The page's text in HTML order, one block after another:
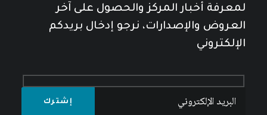
لمعرفة أخبار المركز والحصول على آخر
العروض والإصدارات، نرجو إدخال بريدكم
الإلكتروني